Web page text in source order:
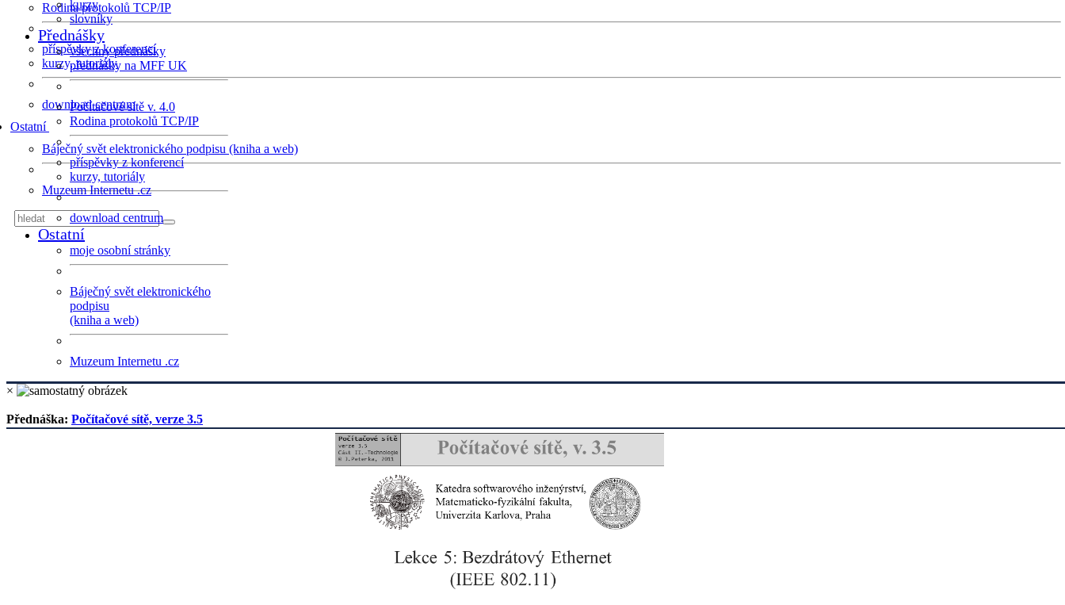
Rodina protokolů TCP/IP
příspěvky z konferencí
kurzy, tutoriály
download centrum
Ostatní
Báječný svět elektronického podpisu (kniha a web)
Muzeum Internetu .cz
kurzy
slovníky
Přednášky
všechny přednášky
přednášky na MFF UK
Počítačové sítě v. 4.0
Rodina protokolů TCP/IP
příspěvky z konferencí
kurzy, tutoriály
download centrum
Ostatní
moje osobní stránky
Báječný svět elektronického
podpisu
(kniha a web)
Muzeum Internetu .cz
×
Přednáška: Počítačové sítě, verze 3.5